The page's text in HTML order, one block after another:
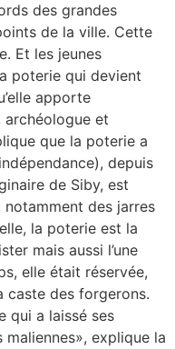
des grandes
de la ville. Cette
Et les jeunes
poterie qui devient
apporte
archéologue et
que la poterie a
depuis
de Siby, est
notamment des jarres
la poterie est la
mais aussi l’une
elle était réservée,
caste des forgerons.
qui a laissé ses
explique la